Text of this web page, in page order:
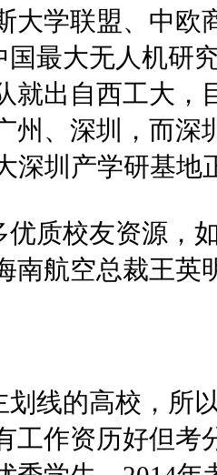
大学联盟、中欧
最大无人机研
就出自西工大，
州、深圳，而深
深圳产学研基
质校友资源，
南航空总裁王英
线的高校，所
工作资历好但考